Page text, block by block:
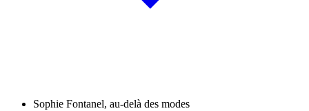
Sophie Fontanel, au-delà des modes